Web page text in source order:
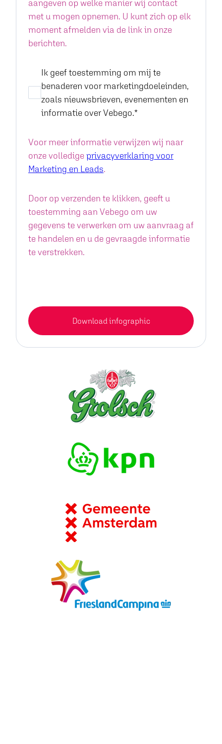
aangeven op welke manier wij contact
met u mogen opnemen. U kunt zich op elk
moment afmelden via de link in onze
berichten.
Ik geef toestemming om mij te
benaderen voor marketingdoeleinden,
zoals nieuwsbrieven, evenementen en
informatie over Vebego.*
Voor meer informatie verwijzen wij naar
onze volledigeprivacyverklaring voor
Marketing en Leads.
Door op verzenden te klikken, geeft u
toestemming aan Vebego om uw
gegevens te verwerken om uw aanvraag af
te handelen en u de gevraagde informatie
te verstrekken.
Download infographic